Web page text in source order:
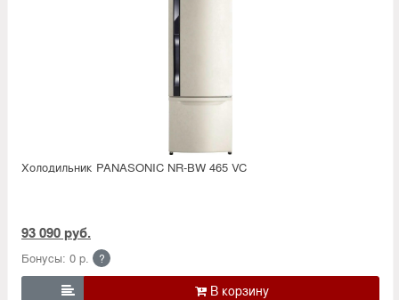
Холодильник PANASONIC NR-BW 465 VC
93 090 руб.
Бонусы: 0 р. ?
